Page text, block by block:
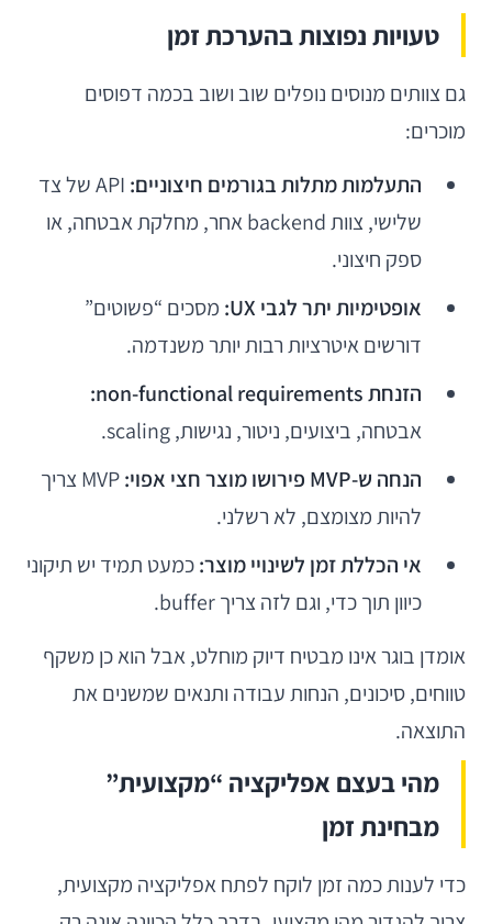
טעויות נפוצות בהערכת זמן
גם צוותים מנוסים נופלים שוב ושוב בכמה דפוסים
מוכרים:
התעלמות מתלות בגורמים חיצוניים:
API של צד
שלישי, צוות backend אחר, מחלקת אבטחה, או
ספק חיצוני.
אופטימיות יתר לגבי UX:
מסכים “פשוטים”
דורשים איטרציות רבות יותר משנדמה.
הזנחת non-functional requirements:
אבטחה, ביצועים, ניטור, נגישות, scaling.
הנחה ש-MVP פירושו מוצר חצי אפוי:
MVP צריך
להיות מצומצם, לא רשלני.
אי הכללת זמן לשינויי מוצר:כמעט תמיד יש תיקוני
כיוון תוך כדי, וגם לזה צריך buffer.
אומדן בוגר אינו מבטיח דיוק מוחלט, אבל הוא כן משקף
טווחים, סיכונים, הנחות עבודה ותנאים שמשנים את
התוצאה.
מהי בעצם אפליקציה “מקצועית”
מבחינת זמן
כדי לענות כמה זמן לוקח לפתח אפליקציה מקצועית,